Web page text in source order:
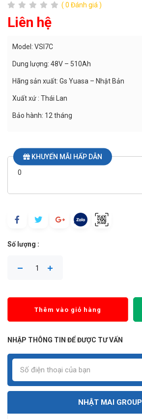
( 0 Đánh giá )
Liên hệ
Model: VSI7C
Dung lượng: 48V – 510Ah
Hãng sản xuất: Gs Yuasa – Nhật Bản
Xuất xứ : Thái Lan
Bảo hành: 12 tháng
KHUYẾN MÃI HẤP DẪN
0
Số lượng :
Thêm vào giỏ hàng
NHẬP THÔNG TIN ĐỂ ĐƯỢC TƯ VẤN
NHẬT MAI GROUP